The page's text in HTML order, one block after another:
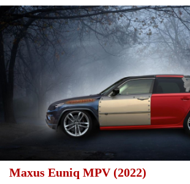
Maxus Euniq MPV (2022)